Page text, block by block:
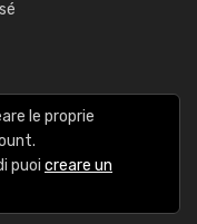
le proprie
puoi creare un